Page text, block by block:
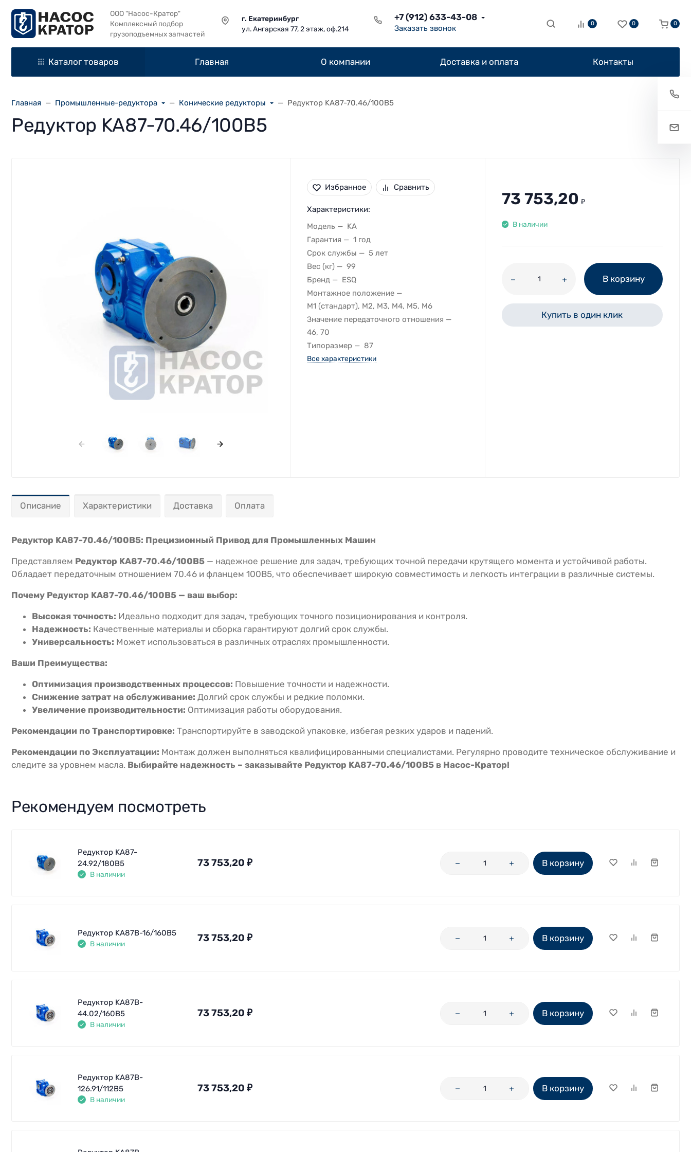
ООО "Насос-Кратор"
Комплексный подбор
грузоподъемных запчастей
г. Екатеринбург
ул. Ангарская 77, 2 этаж, оф.214
+7 (912) 633-43-08
Заказать звонок
0 0 0
Каталог товаров Главная О компании Доставка и оплата Контакты
Главная Промышленные-редуктора Конические редукторы Редуктор KA87-70.46/100В5
Редуктор KA87-70.46/100В5
Избранное Сравнить
Характеристики:
Модель
KA
Гарантия
1 год
Срок службы
5 лет
Вес (кг)
99
Бренд
ESQ
Монтажное положение
M1 (стандарт), M2, M3, M4, M5, M6
Значение передаточного отношения
46, 70
Типоразмер
87
Все характеристики
73 753,20 ₽
В наличии
В корзину
Купить в один клик
Описание Характеристики Доставка Оплата
Редуктор KA87-70.46/100В5: Прецизионный Привод для Промышленных Машин
Представляем Редуктор KA87-70.46/100В5 — надежное решение для задач, требующих точной передачи крутящего момента и устойчивой работы.
Обладает передаточным отношением 70.46 и фланцем 100В5, что обеспечивает широкую совместимость и легкость интеграции в различные системы.
Почему Редуктор KA87-70.46/100В5 — ваш выбор:
Высокая точность: Идеально подходит для задач, требующих точного позиционирования и контроля.
Надежность: Качественные материалы и сборка гарантируют долгий срок службы.
Универсальность: Может использоваться в различных отраслях промышленности.
Ваши Преимущества:
Оптимизация производственных процессов: Повышение точности и надежности.
Снижение затрат на обслуживание: Долгий срок службы и редкие поломки.
Увеличение производительности: Оптимизация работы оборудования.
Рекомендации по Транспортировке: Транспортируйте в заводской упаковке, избегая резких ударов и падений.
Рекомендации по Эксплуатации: Монтаж должен выполняться квалифицированными специалистами. Регулярно проводите техническое обслуживание и
следите за уровнем масла. Выбирайте надежность – заказывайте Редуктор KA87-70.46/100В5 в Насос-Кратор!
Рекомендуем посмотреть
Редуктор KA87-
24.92/180В5
В наличии
73 753,20 ₽ В корзину
Редуктор KA87B-16/160В5
В наличии 73 753,20 ₽ В корзину
Редуктор KA87B-
44.02/160В5
В наличии
73 753,20 ₽ В корзину
Редуктор KA87B-
126.91/112В5
В наличии
73 753,20 ₽ В корзину